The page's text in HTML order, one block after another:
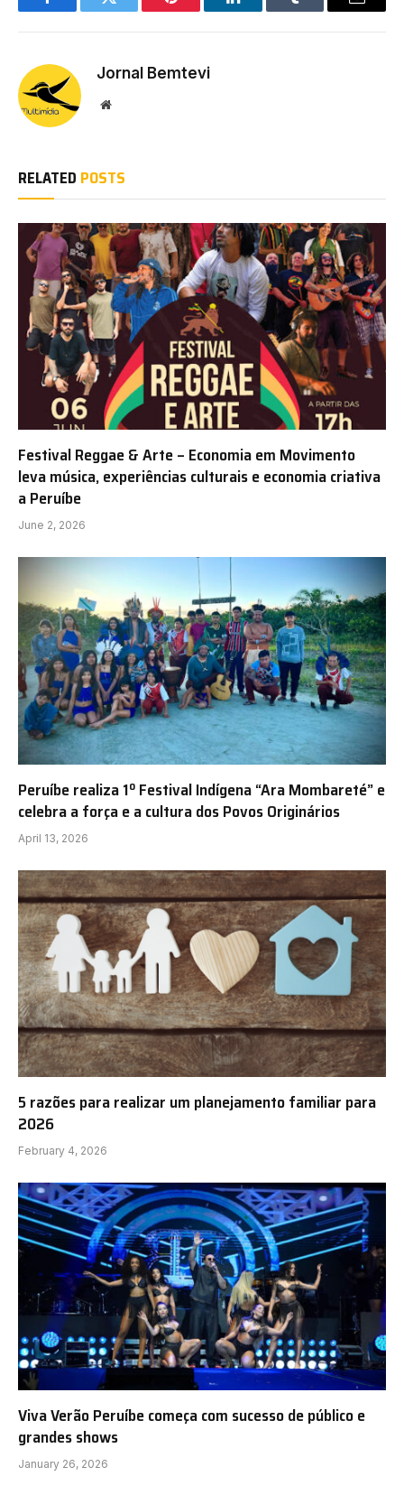
FacebookTwitter Pinterest LinkedInTumblr Email
Jornal Bemtevi
Website
RELATED POSTS
Festival Reggae & Arte – Economia em Movimento
leva música, experiências culturais e economia criativa
a Peruíbe
June 2, 2026
Peruíbe realiza 1º Festival Indígena “Ara Mombareté” e
celebra a força e a cultura dos Povos Originários
April 13, 2026
5 razões para realizar um planejamento familiar para
2026
February 4, 2026
Viva Verão Peruíbe começa com sucesso de público e
grandes shows
January 26, 2026